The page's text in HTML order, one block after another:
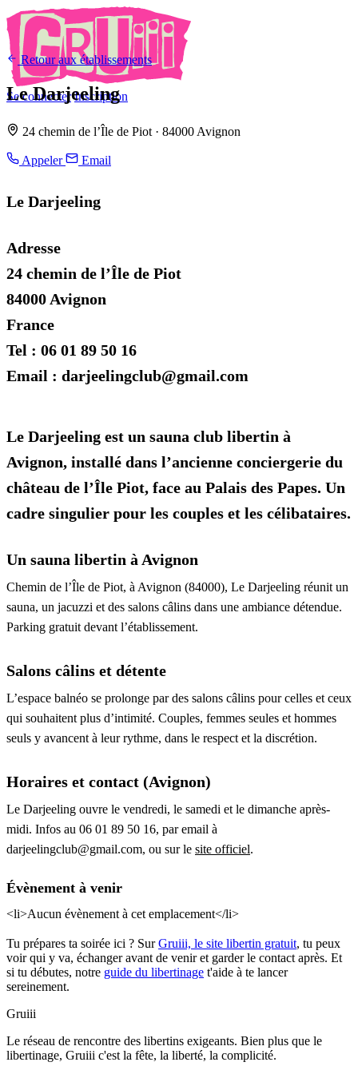
Se connecter Inscription
Retour aux établissements
Le Darjeeling
24 chemin de l’Île de Piot · 84000 Avignon
Appeler Email
Le Darjeeling
Adresse
24 chemin de l’Île de Piot
84000 Avignon
France
Tel : 06 01 89 50 16
Email : darjeelingclub@gmail.com
Le Darjeeling est un sauna club libertin à
Avignon, installé dans l’ancienne conciergerie du
château de l’Île Piot, face au Palais des Papes. Un
cadre singulier pour les couples et les célibataires.
Un sauna libertin à Avignon
Chemin de l’Île de Piot, à Avignon (84000), Le Darjeeling réunit un
sauna, un jacuzzi et des salons câlins dans une ambiance détendue.
Parking gratuit devant l’établissement.
Salons câlins et détente
L’espace balnéo se prolonge par des salons câlins pour celles et ceux
qui souhaitent plus d’intimité. Couples, femmes seules et hommes
seuls y avancent à leur rythme, dans le respect et la discrétion.
Horaires et contact (Avignon)
Le Darjeeling ouvre le vendredi, le samedi et le dimanche après-
midi. Infos au 06 01 89 50 16, par email à
darjeelingclub@gmail.com, ou sur le site officiel.
Évènement à venir
<li>Aucun évènement à cet emplacement</li>
Tu prépares ta soirée ici ? SurGruiii, le site libertin gratuit, tu peux
voir qui y va, échanger avant de venir et garder le contact après. Et
si tu débutes, notre guide du libertinage t'aide à te lancer
sereinement.
Gruiii
Le réseau de rencontre des libertins exigeants. Bien plus que le
libertinage, Gruiii c'est la fête, la liberté, la complicité.